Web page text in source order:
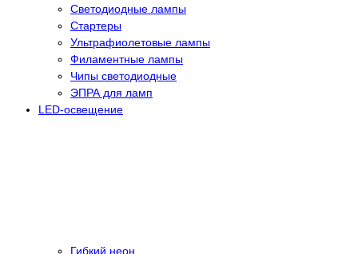
Светодиодные лампы
Стартеры
Ультрафиолетовые лампы
Филаментные лампы
Чипы светодиодные
ЭПРА для ламп
LED-освещение
Гибкий неон